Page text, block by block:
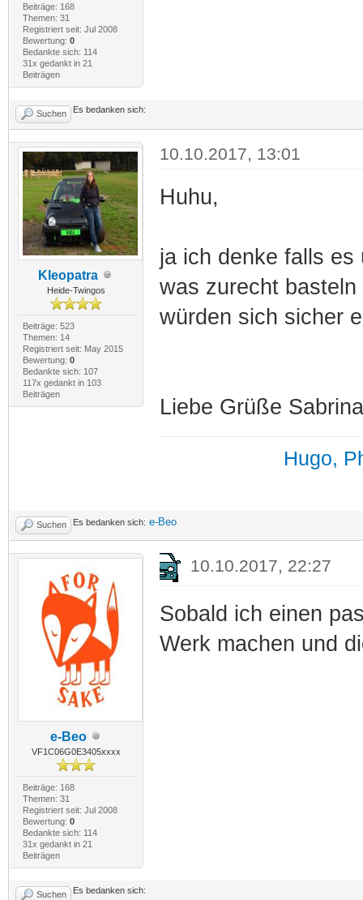
Beiträge: 168
Themen: 31
Registriert seit: Jul 2008
Bewertung: 0
Bedankte sich: 114
31x gedankt in 21
Beiträgen
Suchen Es bedanken sich:
Kleopatra
Heide-Twingos
Beiträge: 523
Themen: 14
Registriert seit: May 2015
Bewertung: 0
Bedankte sich: 107
117x gedankt in 103
Beiträgen
10.10.2017, 13:01
Huhu,
ja ich denke falls es
was zurecht
würden sich sicher
Liebe Grüße Sabrina
Hugo,
Suchen Es bedanken sich: e-Beo
e-Beo
VF1C06G0E3405xxxx
Beiträge: 168
Themen: 31
Registriert seit: Jul 2008
Bewertung: 0
Bedankte sich: 114
31x gedankt in 21
Beiträgen
10.10.2017, 22:27
Sobald ich einen
Werk machen und
Suchen Es bedanken sich: